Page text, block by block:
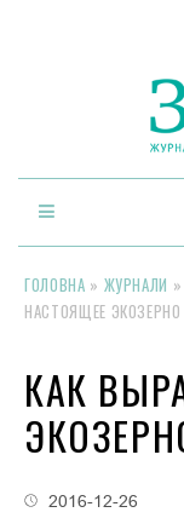
ГОЛОВНА » ЖУРНАЛИ
НАСТОЯЩЕЕ ЭКОЗЕРНО
КАК
2016-12-26